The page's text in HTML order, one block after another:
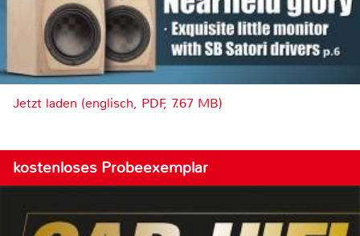
Jetzt laden (englisch, PDF, 7.67 MB)
kostenloses Probeexemplar